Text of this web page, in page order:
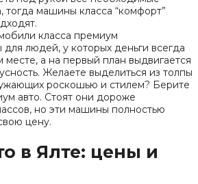
тогда машины класса “комфорт”
класса премиум
людей, у которых деньги всегда
месте, а на первый план выдвигается
Желаете выделиться из толпы
роскошью и стилем? Берите
авто. Стоят они дороже
но эти машины полностью
цену.
в Ялте: цены и